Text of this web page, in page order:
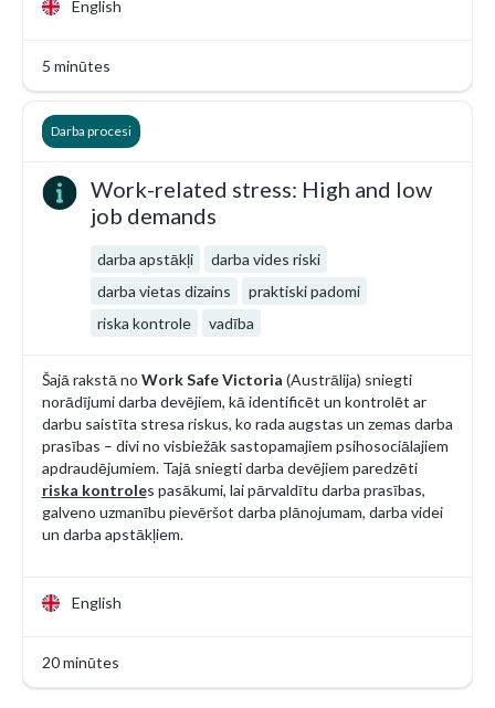
English
5 minūtes
Work-related stress: High and low
job demands
darba apstākļi
darba vides riski
darba vietas dizains
praktiski padomi
riska kontrole
vadība
Šajā rakstā no Work Safe Victoria (Austrālija) sniegti
norādījumi darba devējiem, kā identificēt un kontrolēt ar
darbu saistīta stresa riskus, ko rada augstas un zemas darba
prasības – divi no visbiežāk sastopamajiem psihosociālajiem
apdraudējumiem. Tajā sniegti darba devējiem paredzēti
riska kontroles pasākumi, lai pārvaldītu darba prasības,
galveno uzmanību pievēršot darba plānojumam, darba videi
un darba apstākļiem.
English
20 minūtes
Darba procesi